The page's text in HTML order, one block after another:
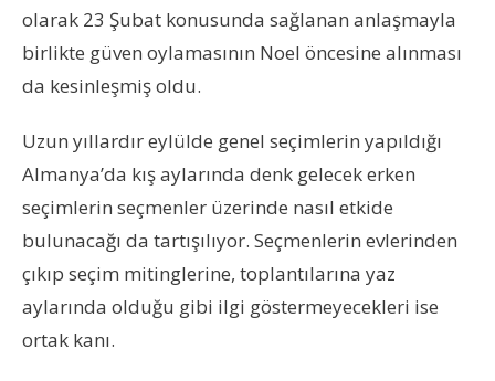
olarak 23 Şubat konusunda sağlanan anlaşmayla
birlikte güven oylamasının Noel öncesine alınması
da kesinleşmiş oldu.
Uzun yıllardır eylülde genel seçimlerin yapıldığı
Almanya’da kış aylarında denk gelecek erken
seçimlerin seçmenler üzerinde nasıl etkide
bulunacağı da tartışılıyor. Seçmenlerin evlerinden
çıkıp seçim mitinglerine, toplantılarına yaz
aylarında olduğu gibi ilgi göstermeyecekleri ise
ortak kanı.